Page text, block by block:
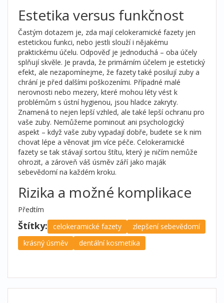
Estetika versus funkčnost
Častým dotazem je, zda mají celokeramické fazety jen
estetickou funkci, nebo jestli slouží i nějakému
praktickému účelu. Odpověď je jednoduchá – oba účely
splňují skvěle. Je pravda, že primárním účelem je estetický
efekt, ale nezapomínejme, že fazety také posilují zuby a
chrání je před dalšími poškozeními. Případné malé
nerovnosti nebo mezery, které mohou léty vést k
problémům s ústní hygienou, jsou hladce zakryty.
Znamená to nejen lepší vzhled, ale také lepší ochranu pro
vaše zuby. Nemůžeme pominout ani psychologický
aspekt – když vaše zuby vypadají dobře, budete se k nim
chovat lépe a věnovat jim více péče. Celokeramické
fazety se tak stávají sortou štítu, který je ničím nemůže
ohrozit, a zároveň váš úsměv září jako maják
sebevědomí na každém kroku.
Rizika a možné komplikace
Předtím
Štítky: celokeramické fazety
zlepšení sebevědomí
krásný úsměv
dentální kosmetika